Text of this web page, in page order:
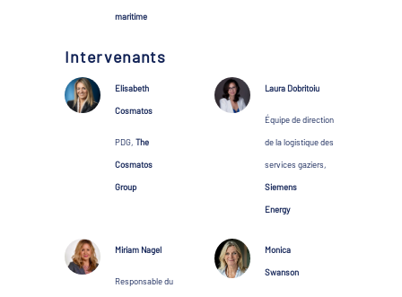
maritime
Intervenants
Elisabeth
Cosmatos
PDG, The
Cosmatos
Group
Laura Dobritoiu
Équipe de direction
de la logistique des
services gaziers,
Siemens
Energy
Miriam Nagel
Responsable du
Monica
Swanson